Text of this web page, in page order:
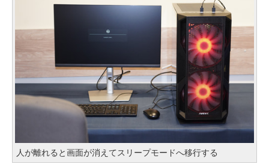
人が離れると画面が消えてスリープモードへ移行する